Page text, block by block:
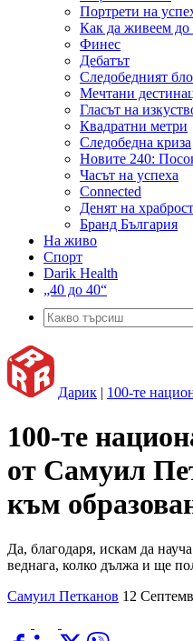
Портрети на
Как да живеем до
Финес
Дебатът
Следобедният
Мечтани
Гласът на
Квадратни метри
Следобедна криза
Новите 240:
Часът на успеха
Connected
Денят на
Бранд България
На живо
Спорт
Darik Health
„40 до 40“
Дарик | 100-те
100-те
от Самуил
към
Да, благодаря, искам да
веднага, колко дължа и ще
Самуил Петканов 12